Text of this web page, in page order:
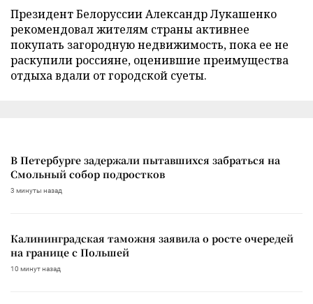
Президент Белоруссии Александр Лукашенко
рекомендовал жителям страны активнее
покупать загородную недвижимость, пока ее не
раскупили россияне, оценившие преимущества
отдыха вдали от городской суеты.
В Петербурге задержали пытавшихся забраться на
Смольный собор подростков
3 минуты назад
Калининградская таможня заявила о росте очередей
на границе с Польшей
10 минут назад